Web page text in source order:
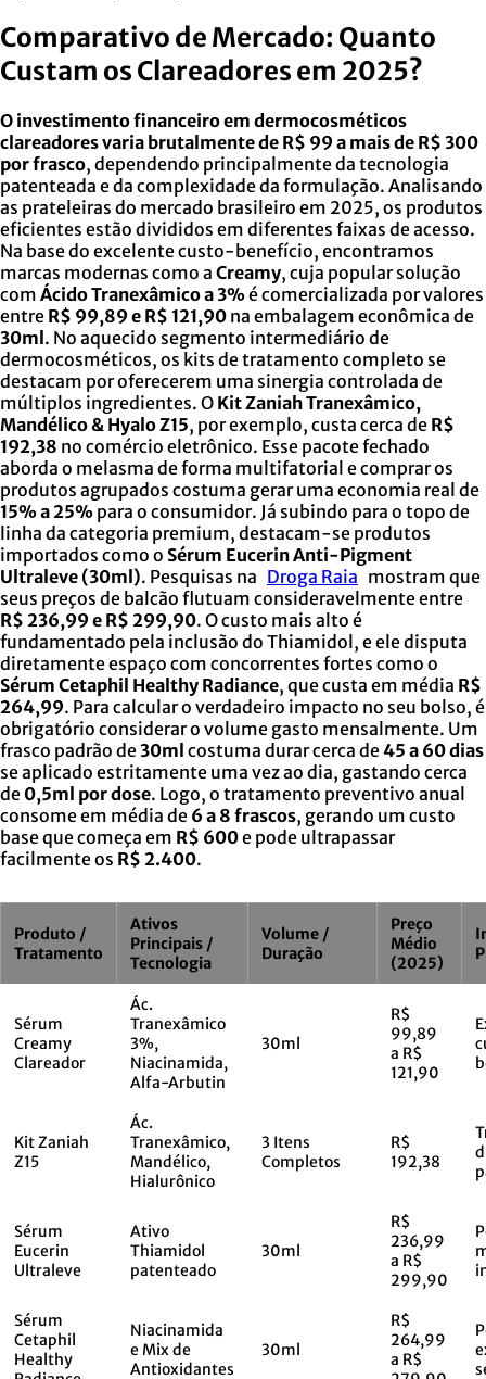
Comparativo de Mercado: Quanto
Custam os Clareadores em 2025?
O investimento financeiro em dermocosméticos
clareadores varia brutalmente de R$ 99 a mais de R$ 300
por frasco, dependendo principalmente da tecnologia
patenteada e da complexidade da formulação. Analisando
as prateleiras do mercado brasileiro em 2025, os produtos
eficientes estão divididos em diferentes faixas de acesso.
Na base do excelente custo-benefício, encontramos
marcas modernas como a Creamy, cuja popular solução
com Ácido Tranexâmico a 3%é comercializada por valores
entre R$ 99,89 e R$ 121,90 na embalagem econômica de
30ml. No aquecido segmento intermediário de
dermocosméticos, os kits de tratamento completo se
destacam por oferecerem uma sinergia controlada de
múltiplos ingredientes. O Kit Zaniah Tranexâmico,
Mandélico & Hyalo Z15, por exemplo, custa cerca de R$
192,38 no comércio eletrônico. Esse pacote fechado
aborda o melasma de forma multifatorial e comprar os
produtos agrupados costuma gerar uma economia real de
15% a 25% para o consumidor. Já subindo para o topo de
linha da categoria premium, destacam-se produtos
importados como o Sérum Eucerin Anti-Pigment
Ultraleve (30ml). Pesquisas na Droga Raia mostram que
seus preços de balcão flutuam consideravelmente entre
R$ 236,99 e R$ 299,90. O custo mais alto é
fundamentado pela inclusão do Thiamidol, e ele disputa
diretamente espaço com concorrentes fortes como o
Sérum Cetaphil Healthy Radiance, que custa em média R$
264,99. Para calcular o verdadeiro impacto no seu bolso, é
obrigatório considerar o volume gasto mensalmente. Um
frasco padrão de30ml costuma durar cerca de45 a 60 dias
se aplicado estritamente uma vez ao dia, gastando cerca
de0,5ml por dose. Logo, o tratamento preventivo anual
consome em média de 6 a 8 frascos, gerando um custo
base que começa em R$ 600e pode ultrapassar
facilmente os R$ 2.400.
Produto /
Tratamento
Ativos
Principais /
Tecnologia
Volume /
Duração
Preço
Médio
(2025)
Sérum
Creamy
Clareador
Ác.
Tranexâmico
3%,
Niacinamida,
Alfa-Arbutin
30ml
R$
99,89
a R$
121,90
Kit Zaniah
Z15
Ác.
Tranexâmico,
Mandélico,
Hialurônico
3 Itens
Completos
R$
192,38
Sérum
Eucerin
Ultraleve
Ativo
Thiamidol
patenteado
30ml
R$
236,99
a R$
299,90
Sérum
Cetaphil
Healthy
Niacinamida
e Mix de
Antioxidantes
30ml
R$
264,99
a R$